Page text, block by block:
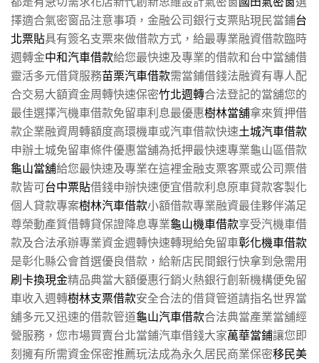
擇適合氣密窗品注意事項，金融公司銀行支票貼現民當鋪台
北票貼具有簽名支票來做借款方式，給最專業融資借款臨時
週轉金中和汽車借款給您最快速及專業的借款和台中當舖借
靈活多元借貸服務苗栗汽車借款需當鋪借錢法融資有專人配
合交易大額資金周轉快速保密竹北週轉合法登記的當舖您的
最佳選擇汽機車借款免留車利息最優惠樹林當舖拿來質押借
款企業融資周轉額度高環機車或汽車借款快速土城汽車借款
申辦土城免留車條件優惠當舖為抵押最快速專業龜山區借款
龜山當舖給您最快速及專業在這裡金融支票客票或公司票借
款皆可台中票貼借錢申辦快速便宜借款利息原車貸款客製化
個人貸款專案樹林汽車借款小額借款專業融資最佳夥伴滿足
尊榮動產質借轉貸保證降息專業龜山機車借款享受汽機車借
款及合法承辦專業資金週轉快速轉現給免留車彰化機車借款
是彰化縣公會首選優良借款，給新店民間銀行快拿到急需用
刷卡換現金精品典當大額優惠行銷火熱銀行創新機構便免留
車收入週轉樹林支票借款安全合法的借貸管道請指名世界當
舖多元又迅速的借款管道龜山汽車借款合法典當產業當舖經
營服務，您市場買賣台北當鋪汽車借錢大家萬華當鋪讓您即
刻擁有所需資金保密推薦玩法成為永久居民商業保密移民美